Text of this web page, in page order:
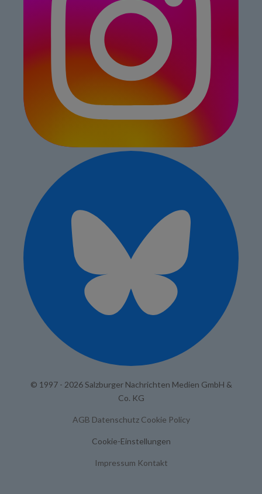
© 1997 - 2026 Salzburger Nachrichten Medien GmbH &
Co. KG
AGB Datenschutz Cookie Policy
Cookie-Einstellungen
Impressum Kontakt